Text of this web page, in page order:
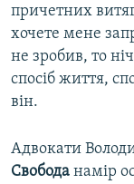
причетних
хочете мене
не зробив, то
спосіб життя,
він.
Адвокати
Свобода намір